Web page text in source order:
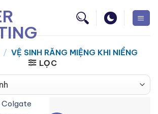
/ VỆ SINH RĂNG MIỆNG KHI NIỀNG
LỌC